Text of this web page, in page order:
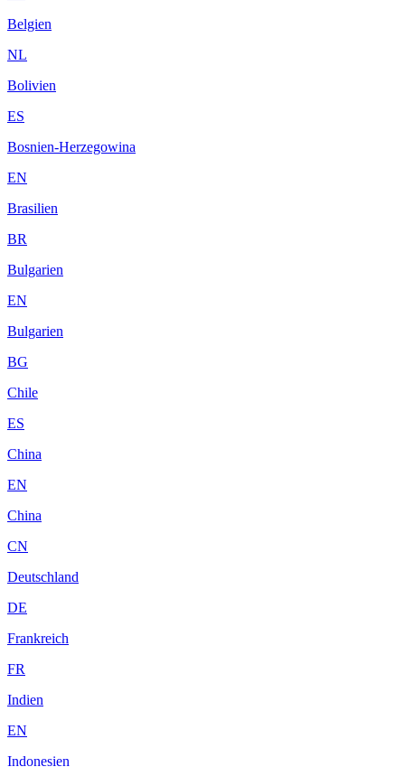
Belgien
NL
Bolivien
ES
Bosnien-Herzegowina
EN
Brasilien
BR
Bulgarien
EN
Bulgarien
BG
Chile
ES
China
EN
China
CN
Deutschland
DE
Frankreich
FR
Indien
EN
Indonesien